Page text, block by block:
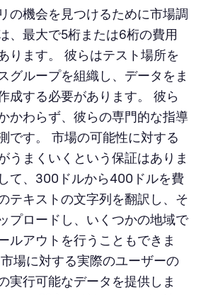
の機会を見つけるために市場調
、最大で5桁または6桁の費用
ります。 彼らはテスト場所を
グループを組織し、データをま
成する必要があります。 彼ら
かわらず、彼らの専門的な指導
です。 市場の可能性に対する
うまくいくという保証はありま
て、300ドルから400ドルを費
テキストの文字列を翻訳し、そ
プロードし、いくつかの地域で
ルアウトを行うこともできま
場に対する実際のユーザーの
実行可能なデータを提供しま